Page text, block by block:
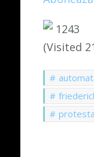
1243
(Visited